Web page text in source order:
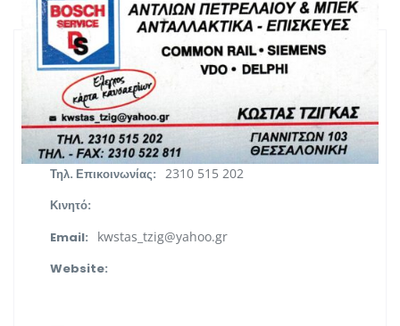
ΠΛΗΡΟΦΟΡΙΕΣ
Διεύθυνση: ΓΙΑΝΝΙΤΣΩΝ 103 ΘΕΣΣΑΛΟΝΙΚΗ
Περιφέρεια: Κεντρική Μακεδονία
Τηλ. Επικοινωνίας: 2310 515 202
Κινητό:
Email:
kwstas_tzig@yahoo.gr
Website: